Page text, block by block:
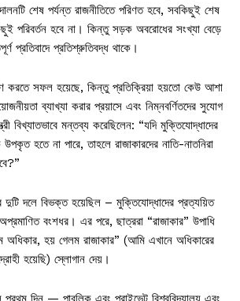
শেষ পর্যন্ত রাজনীতিতে পরিণত হবে, সবকিছুই শেষ
পরিবর্তন হবে না। কিন্তু সড়ক অবরোধের সংখ্যা বেড়ে
প্রতিবাদে প্রতিশ্রুতিবদ্ধ থাকে।
করতে সফল হয়েছে, কিন্তু প্রতিক্রিয়া হয়তো কেউ আশা
ব্যাখ্যা করার প্রয়াসে এবং নিম্নবর্ণিতদের সুযোগ
বিখ্যাতভাবে মন্তব্য করেছিলেন: “যদি মুক্তিযোদ্ধাদের
উপকৃত হতে না পারে, তাহলে রাজাকারদের নাতি-নাতনিরা
দুটি দলে বিভক্ত হয়েছিল – মুক্তিযোদ্ধাদের প্রত্যয়িত
বংশধর। এর পরে, ছাত্ররা “রাজাকার” উপাধি
হয় গেলম রাজাকার” (আমি এখানে অধিকারের
হয়েছি) স্লোগান দেয়।